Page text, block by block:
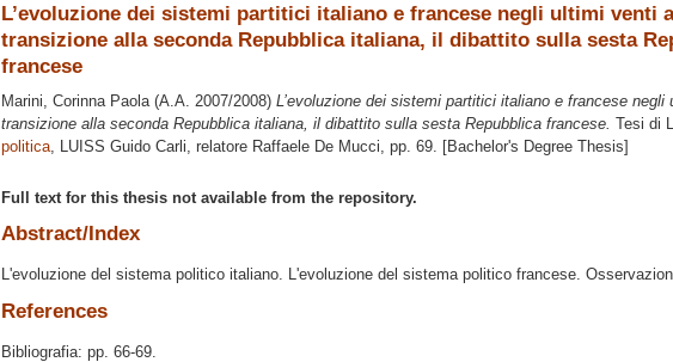
L’evoluzione dei sistemi partitici italiano e francese negli ultimi venti
transizione alla seconda Repubblica italiana, il dibattito sulla sesta
francese
Marini, Corinna Paola(A.A. 2007/2008) L’evoluzione dei sistemi partitici italiano e francese
transizione alla seconda Repubblica italiana, il dibattito sulla sesta Repubblica francese. Tesi di
politica, LUISS Guido Carli, relatore Raffaele De Mucci, pp. 69. [Bachelor's Degree Thesis]
Full text for this thesis not available from the repository.
Abstract/Index
L'evoluzione del sistema politico italiano. L'evoluzione del sistema politico francese.
References
Bibliografia: pp. 66-69.